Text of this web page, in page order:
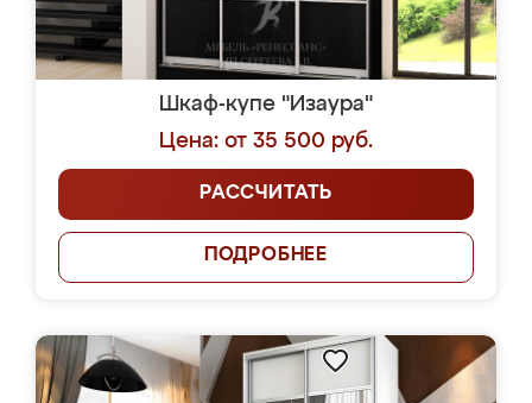
Шкаф-купе "Изаура"
Цена: от 35 500 руб.
РАССЧИТАТЬ
ПОДРОБНЕЕ